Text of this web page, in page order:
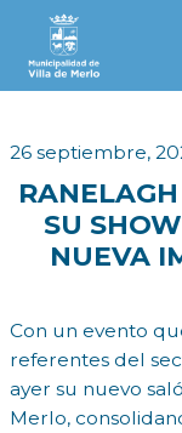
contenido
26 septiembre,
SU
NUEVA
Con un evento
referentes del
ayer su nuevo
Merlo,